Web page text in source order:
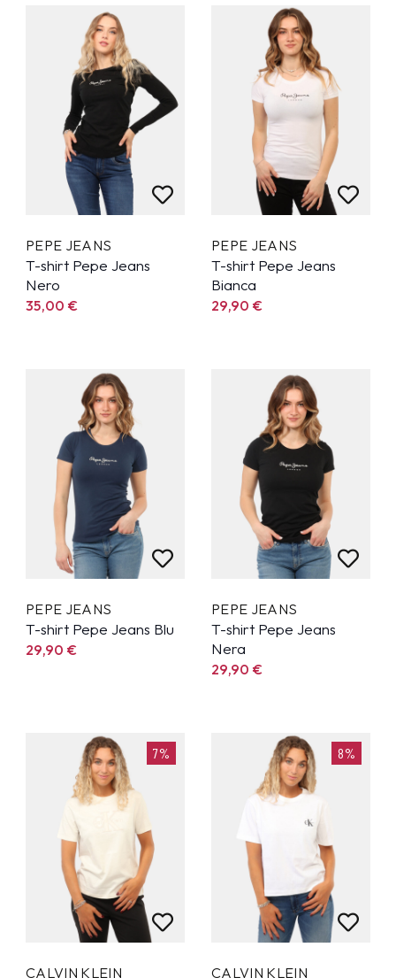
PEPE JEANS
T-shirt Pepe Jeans
Nero
35,00€
PEPE JEANS
T-shirt Pepe Jeans
Bianca
29,90€
PEPE JEANS
T-shirt Pepe Jeans Blu
29,90€
PEPE JEANS
T-shirt Pepe Jeans
Nera
29,90€
7%
CALVIN KLEIN
8%
CALVIN KLEIN